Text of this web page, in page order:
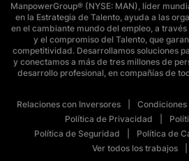
ManpowerGroup® (NYSE: MAN), líder
en la Estrategia de Talento, ayuda a las
en el cambiante mundo del empleo, a
y el compromiso del Talento, que
competitividad. Desarrollamos soluciones
y conectamos a más de tres millones de
desarrollo profesional, en compañías de
Relaciones con Inversores Condiciones
Política de Privacidad
Política de Seguridad
Política de
Ver todos los trabajos